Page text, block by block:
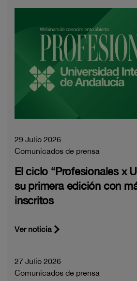
29 Julio 2026
Comunicados de prensa
El ciclo “Profesionales x
su primera edición con
inscritos
Ver noticia
27 Julio 2026
Comunicados de prensa